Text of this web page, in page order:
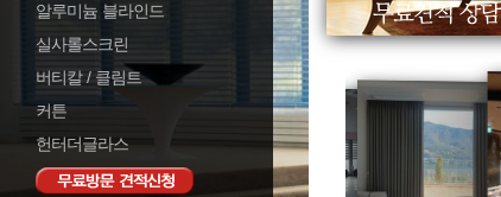
알루미늄 블라인드
실사롤스크린
버티칼 / 클림트
커튼
헌터더글라스